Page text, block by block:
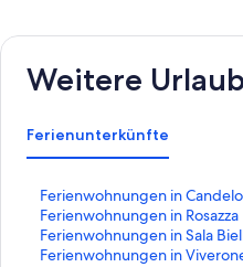
Weitere
Ferienunterkünfte
Ferienwohnungen in Candelo
L
i
n
k
Ferienwohnungen in Rosazza
L
i
n
Ferienwohnungen in Sala
L
iFerienwohnungen in
L